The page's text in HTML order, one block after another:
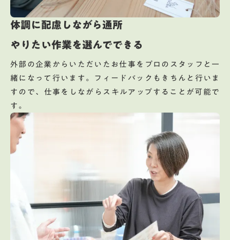
体調に配慮しながら通所
やりたい作業を選んでできる
外部の企業からいただいたお仕事をプロのスタッフと一
緒になって行います。フィードバックもきちんと行いま
すので、仕事をしながらスキルアップすることが可能で
す。